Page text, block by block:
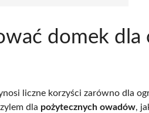
domek dla
liczne korzyści zarówno dla
dla pożytecznych owadów,